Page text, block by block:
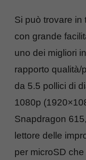
Si può trovare in
con grande
uno dei migliori
rapporto qualità/
da 5.5 pollici di
1080p
Snapdragon
lettore delle
per microSD